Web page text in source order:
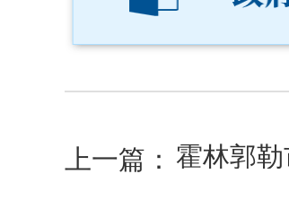
上一篇：